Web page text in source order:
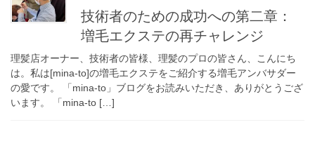
技術者のための成功への第二章：
増毛エクステの再チャレンジ
理髪店オーナー、技術者の皆様、理髪のプロの皆さん、こんにち
は。私は[mina-to]の増毛エクステをご紹介する増毛アンバサダー
の愛です。 「mina-to」ブログをお読みいただき、ありがとうござ
います。 「mina-to […]